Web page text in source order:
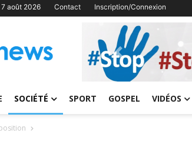
7 août 2026 Contact Inscription/Connexion
Previous
SOCIÉTÉ SPORT GOSPEL VIDÉOS